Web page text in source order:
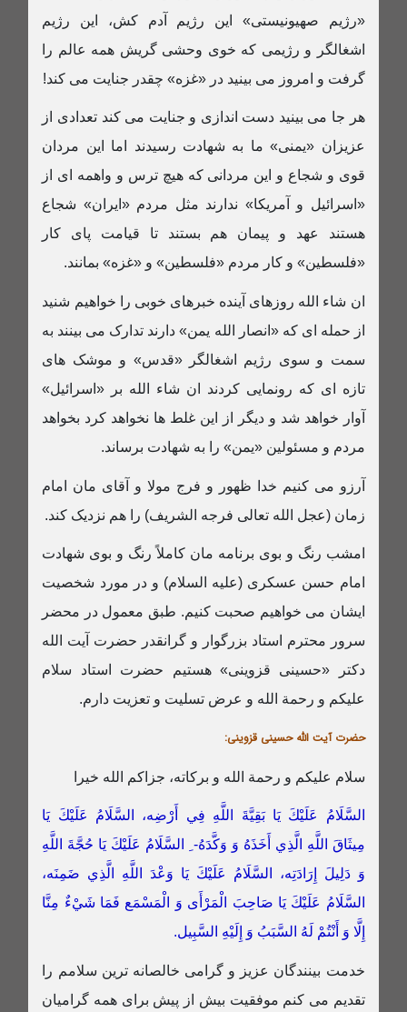
«رژیم صهیونیستی» این رژیم آدم کش، این رژیم
اشغالگر و رژیمی که خوی وحشی گریش همه عالم را
گرفت و امروز می بینید در «غزه» چقدر جنایت می کند!
هر جا می بینید دست اندازی و جنایت می کند تعدادی از
عزیزان «یمنی» ما به شهادت رسیدند اما این مردان
قوی و شجاع و این مردانی که هیچ ترس و واهمه ای از
«اسرائیل و آمریکا» ندارند مثل مردم «ایران» شجاع
هستند عهد و پیمان هم بستند تا قیامت پای کار
«فلسطین» و کار مردم «فلسطین» و «غزه» بمانند.
ان شاء الله روزهای آینده خبرهای خوبی را خواهیم شنید
از حمله ای که «انصار الله یمن» دارند تدارک می بینند به
سمت و سوی رژیم اشغالگر «قدس» و موشک های
تازه ای که رونمایی کردند ان شاء الله بر «اسرائیل»
آوار خواهد شد و دیگر از این غلط ها نخواهد کرد بخواهد
مردم و مسئولین «یمن» را به شهادت برساند.
آرزو می کنیم خدا ظهور و فرج مولا و آقای مان امام
زمان (عجل الله تعالی فرجه الشریف) را هم نزدیک کند.
امشب رنگ و بوی برنامه مان کاملاً رنگ و بوی شهادت
امام حسن عسکری (علیه السلام) و در مورد شخصیت
ایشان می خواهیم صحبت کنیم. طبق معمول در محضر
سرور محترم استاد بزرگوار و گرانقدر حضرت آیت الله
دکتر «حسینی قزوینی» هستیم حضرت استاد سلام
علیکم و رحمة الله و عرض تسلیت و تعزیت دارم.
حضرت آیت الله حسینی قزوینی:
سلام علیکم و رحمة الله و برکاته، جزاکم الله خیرا
السَّلَامُ عَلَيْكَ يَا بَقِيَّةَ اللَّهِ فِي أَرْضِه،‏ السَّلَامُ عَلَيْكَ يَا
مِيثَاقَ اللَّهِ الَّذِي أَخَذَهُ وَ وَكَّدَهُ- ِ السَّلَامُ عَلَيْكَ يَا حُجَّةَ اللَّهِ
وَ دَلِيلَ إِرَادَتِه‏، السَّلَامُ عَلَيْكَ يَا وَعْدَ اللَّهِ الَّذِي ضَمِنَه‏،
السَّلَامُ عَلَيْكَ يَا صَاحِبَ الْمَرْأَى وَ الْمَسْمَع‏ فَمَا شَيْ‏ءٌ مِنَّا
إِلَّا وَ أَنْتُمْ لَهُ السَّبَبُ وَ إِلَيْهِ السَّبِيل.
خدمت بینندگان عزیز و گرامی خالصانه ترین سلامم را
تقدیم می کنم موفقیت بیش از پیش برای همه گرامیان